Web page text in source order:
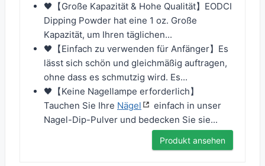
🖤【Große Kapazität & Hohe Qualität】EODCI
Dipping Powder hat eine 1 oz. Große
Kapazität, um Ihren täglichen...
🖤【Einfach zu verwenden für Anfänger】Es
lässt sich schön und gleichmäßig auftragen,
ohne dass es schmutzig wird. Es...
🖤【Keine Nagellampe erforderlich】
Tauchen Sie Ihre Nägel
einfach in unser
Nagel-Dip-Pulver und bedecken Sie sie...
Produkt ansehen